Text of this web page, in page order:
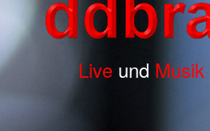
Live und Musik